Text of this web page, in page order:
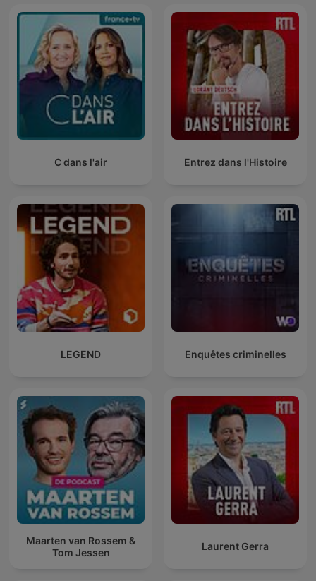
C dans l'air Entrez dans l'Histoire
LEGEND Enquêtes criminelles
Maarten van Rossem &
Tom Jessen
Laurent Gerra